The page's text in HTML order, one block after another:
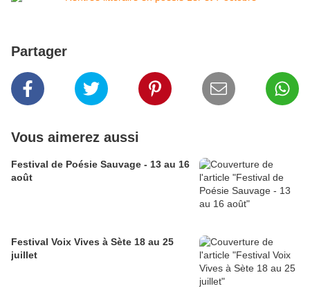
Partager
Vous aimerez aussi
Festival de Poésie Sauvage - 13 au 16
août
Festival Voix Vives à Sète 18 au 25
juillet